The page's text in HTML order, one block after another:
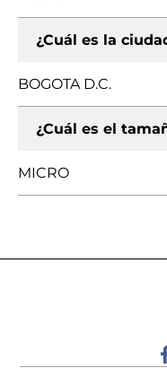
¿Cuál es la
BOGOTA D.C.
¿Cuál es el
MICRO